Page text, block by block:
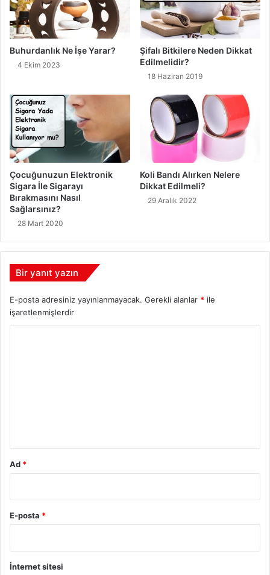
Buhurdanlık Ne İşe Yarar?
4 Ekim 2023
Şifalı Bitkilere Neden Dikkat
Edilmelidir?
18 Haziran 2019
Çocuğunuzun Elektronik
Sigara İle Sigarayı
Bırakmasını Nasıl
Sağlarsınız?
28 Mart 2020
Koli Bandı Alırken Nelere
Dikkat Edilmeli?
29 Aralık 2022
Bir yanıt yazın
E-posta adresiniz yayınlanmayacak. Gerekli alanlar * ile
işaretlenmişlerdir
Ad *
E-posta *
İnternet sitesi